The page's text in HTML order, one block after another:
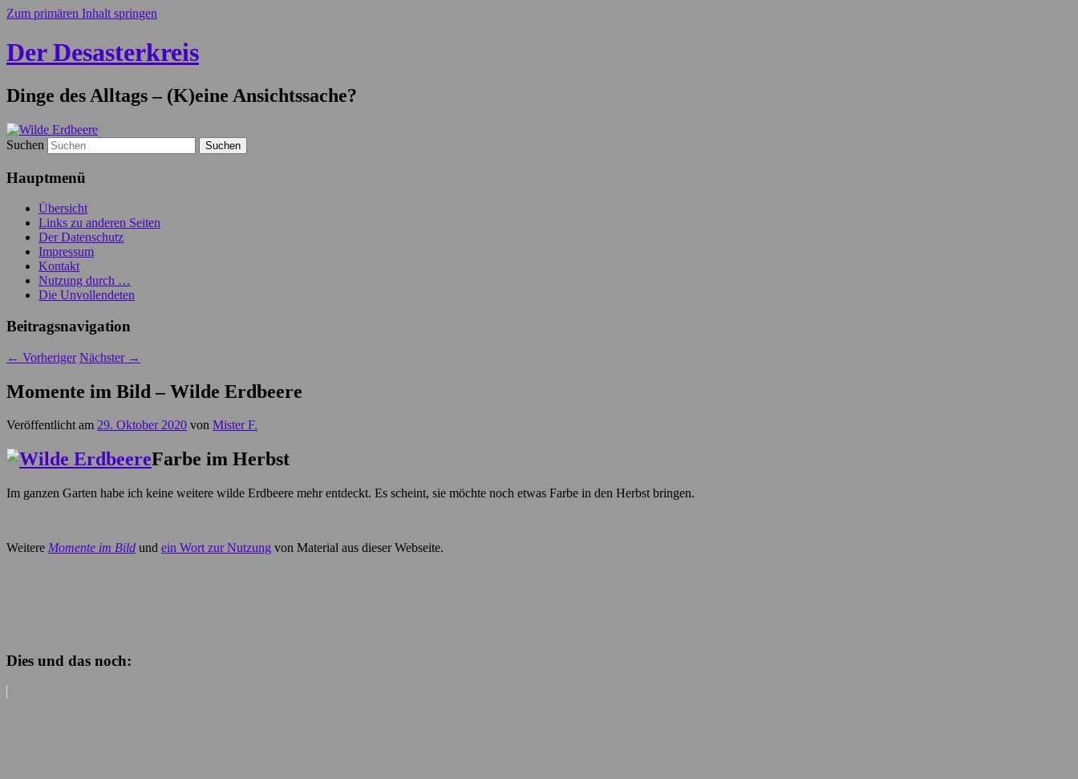
Zum primären Inhalt springen
Der Desasterkreis
Dinge des Alltags – (K)eine Ansichtssache?
Suchen
Hauptmenü
Übersicht
Links zu anderen Seiten
Der Datenschutz
Impressum
Kontakt
Nutzung durch …
Die Unvollendeten
Beitragsnavigation
← Vorheriger Nächster →
Momente im Bild – Wilde Erdbeere
Veröffentlicht am 29. Oktober 2020 von Mister F.
Farbe im Herbst
Im ganzen Garten habe ich keine weitere wilde Erdbeere mehr entdeckt. Es scheint, sie möchte noch etwas Farbe in den Herbst bringen.
Weitere Momente im Bild und ein Wort zur Nutzung von Material aus dieser Webseite.
Dies und das noch: